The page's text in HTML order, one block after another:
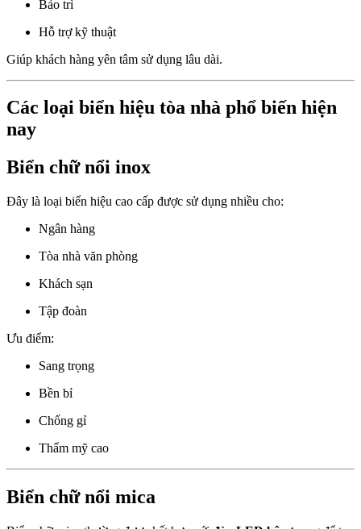
Bảo trì
Hỗ trợ kỹ thuật
Giúp khách hàng yên tâm sử dụng lâu dài.
Các loại biển hiệu tòa nhà phổ biến hiện
nay
Biển chữ nổi inox
Đây là loại biển hiệu cao cấp được sử dụng nhiều cho:
Ngân hàng
Tòa nhà văn phòng
Khách sạn
Tập đoàn
Ưu điểm:
Sang trọng
Bền bỉ
Chống gỉ
Thẩm mỹ cao
Biển chữ nổi mica